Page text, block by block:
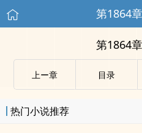
第1864
第1864
上ー章 目录
热门小说推荐